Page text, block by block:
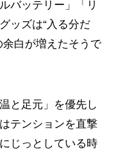
バッテリー」「リ
ッズは“入る分だ
白が増えたそうで
と足元」を優先し
テンションを直撃
じっとしている時